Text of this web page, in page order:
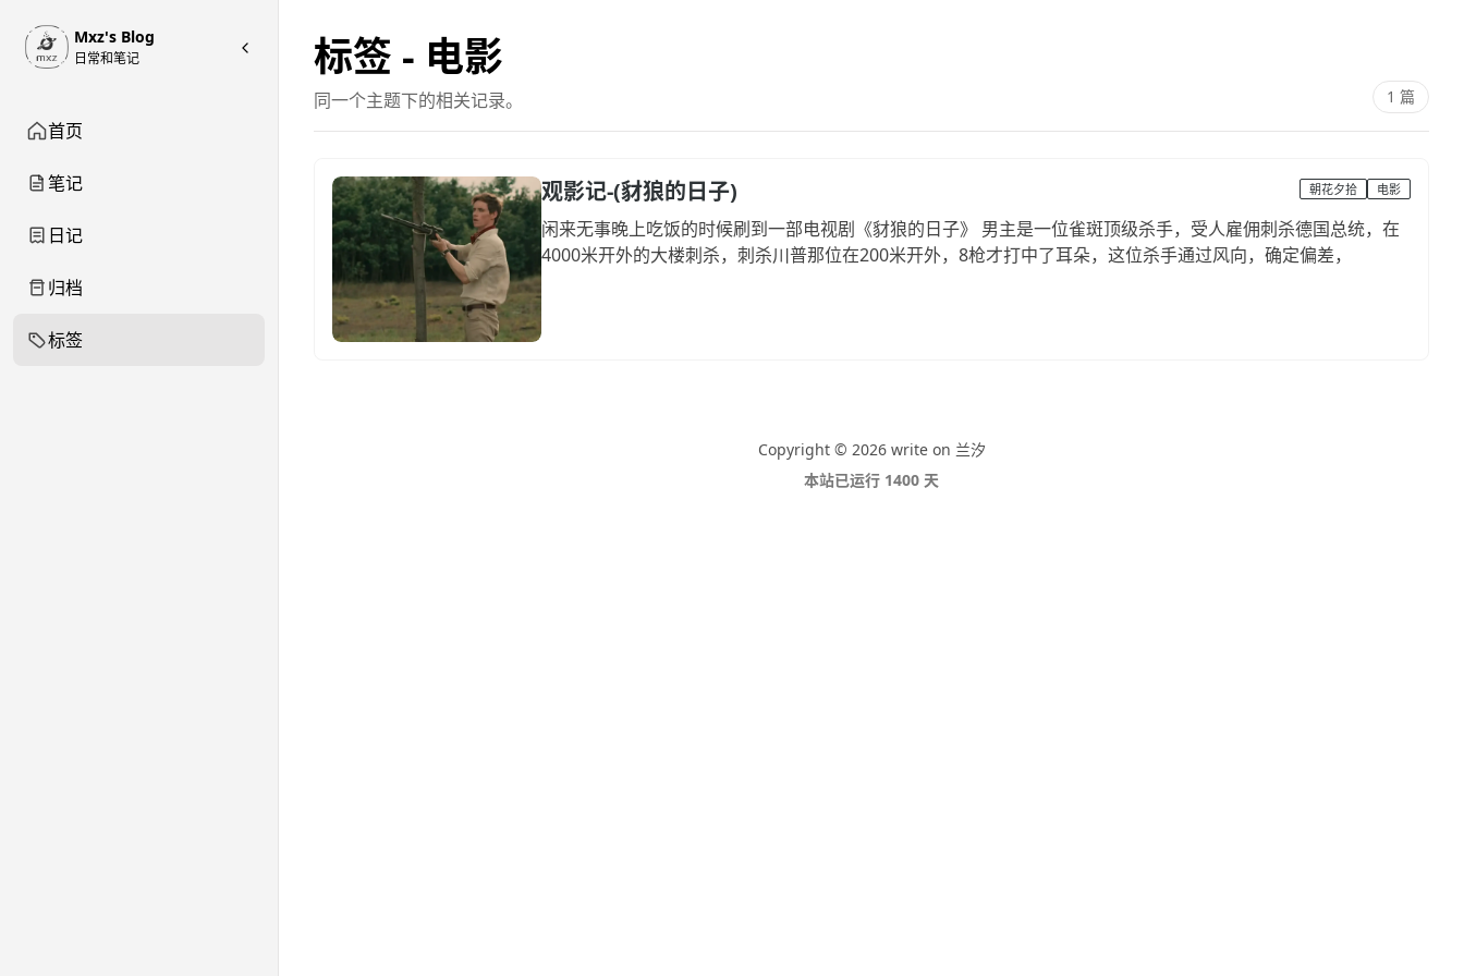
标签 - 电影
同一个主题下的相关记录。 1 篇
观影记-(豺狼的日子) 朝花夕拾 电影
闲来无事晚上吃饭的时候刷到一部电视剧《豺狼的日子》 男主是一位雀斑顶级杀手，受人雇佣刺杀德国总统，在
4000米开外的大楼刺杀，刺杀川普那位在200米开外，8枪才打中了耳朵，这位杀手通过风向，确定偏差，
Copyright © 2026 write on 兰汐
本站已运行 1400 天
Mxz's Blog
日常和笔记
首页
笔记
日记
归档
标签